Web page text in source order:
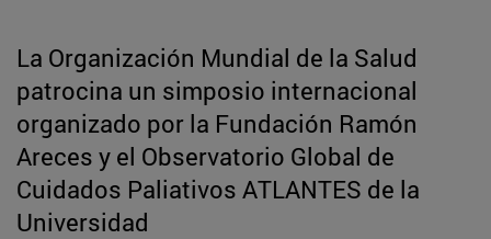
La Organización Mundial de la Salud
patrocina un simposio internacional
organizado por la Fundación Ramón
Areces y el Observatorio Global de
Cuidados Paliativos ATLANTES de la
Universidad